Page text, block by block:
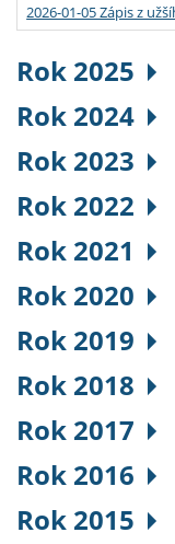
2026-01-05 Zápis z
Rok 2025
Rok 2024
Rok 2023
Rok 2022
Rok 2021
Rok 2020
Rok 2019
Rok 2018
Rok 2017
Rok 2016
Rok 2015